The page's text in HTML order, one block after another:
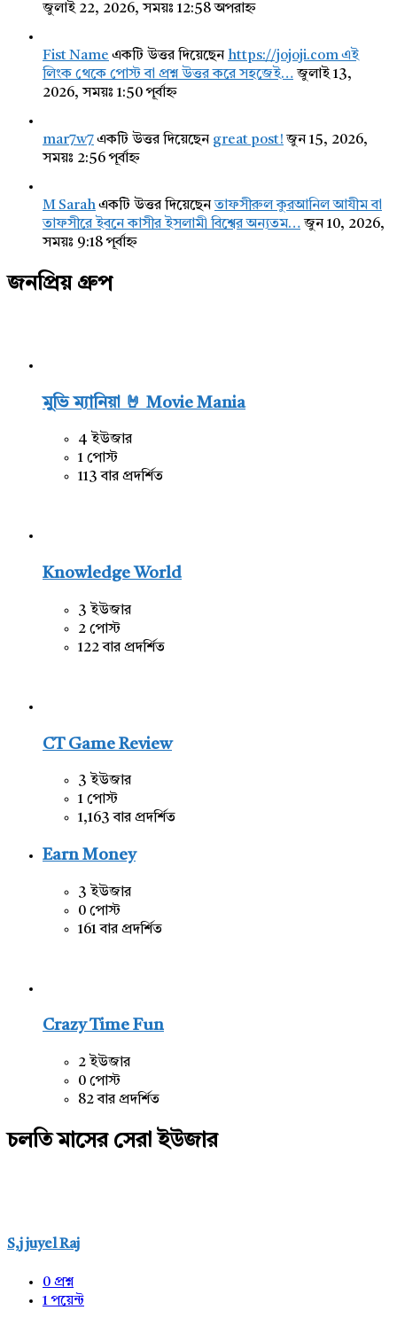
জুলাই 22, 2026, সময়ঃ 12:58 অপরাহ্ন
Fist Name একটি উত্তর দিয়েছেন https://jojoji.com এই
লিংক থেকে পোস্ট বা প্রশ্ন উত্তর করে সহজেই… জুলাই 13,
2026, সময়ঃ 1:50 পূর্বাহ্ন
mar7w7একটি উত্তর দিয়েছেন great post! জুন 15, 2026,
সময়ঃ 2:56 পূর্বাহ্ন
M Sarahএকটি উত্তর দিয়েছেনতাফসীরুল কুরআনিল আযীম বা
তাফসীরে ইবনে কাসীর ইসলামী বিশ্বের অন্যতম… জুন 10, 2026,
সময়ঃ 9:18 পূর্বাহ্ন
জনপ্রিয় গ্রুপ
মুভি ম্যানিয়া 🤘 Movie Mania
4 ইউজার
1 পোস্ট
113 বার প্রদর্শিত
Knowledge World
3 ইউজার
2 পোস্ট
122 বার প্রদর্শিত
CT Game Review
3 ইউজার
1 পোস্ট
1,163 বার প্রদর্শিত
Earn Money
3 ইউজার
0 পোস্ট
161 বার প্রদর্শিত
Crazy Time Fun
2 ইউজার
0 পোস্ট
82 বার প্রদর্শিত
চলতি মাসের সেরা ইউজার
S,j juyel Raj
0 প্রশ্ন
1পয়েন্ট